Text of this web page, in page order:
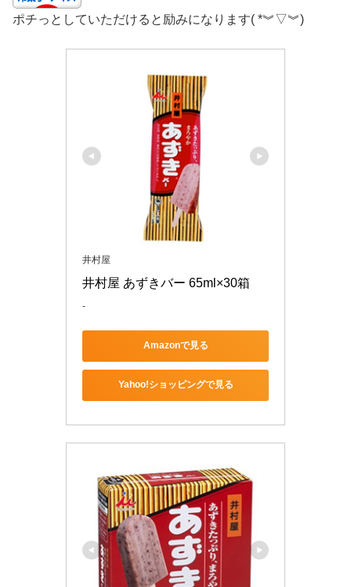
ポチっとしていただけると励みになります( *︾▽︾)
井村屋
井村屋 あずきバー 65ml×30箱
-
Amazonで見る
Yahoo!ショッピングで見る